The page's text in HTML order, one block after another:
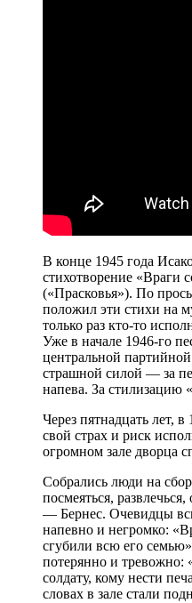
В конце 1945 года
стихотворение «Враги
(«Прасковья»). По
положил эти стихи на
только раз кто-то
Уже в начале 1946-го
центральной
страшной силой — за
напева. За стилизацию
Через пятнадцать лет,
свой страх и риск
огромном зале дворца
Собрались люди на
посмеяться,
— Бернес. Очевидцы
напевно и негромко:
сгубили всю его
потерянно и тревожно:
солдату, кому нести
словах в зале стали